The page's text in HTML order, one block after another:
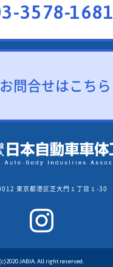
3578-1681
お問合せはこちら
東京都港区芝大門１丁目１-30
(c)2020 JABIA. All right reserved.